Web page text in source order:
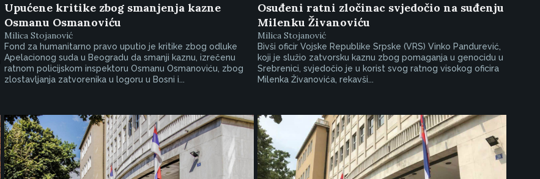
Upućene kritike zbog smanjenja kazne
Osmanu Osmanoviću
Milica Stojanović
Fond za humanitarno pravo uputio je kritike zbog odluke
Apelacionog suda u Beogradu da smanji kaznu, izrečenu
ratnom policijskom inspektoru Osmanu Osmanoviću, zbog
zlostavljanja zatvorenika u logoru u Bosni i...
Osuđeni ratni zločinac svjedočio na suđenju
Milenku Živanoviću
Milica Stojanović
Bivši oficir Vojske Republike Srpske (VRS) Vinko Pandurević,
koji je služio zatvorsku kaznu zbog pomaganja u genocidu u
Srebrenici, svjedočio je u korist svog ratnog visokog oficira
Milenka Živanovića, rekavši...